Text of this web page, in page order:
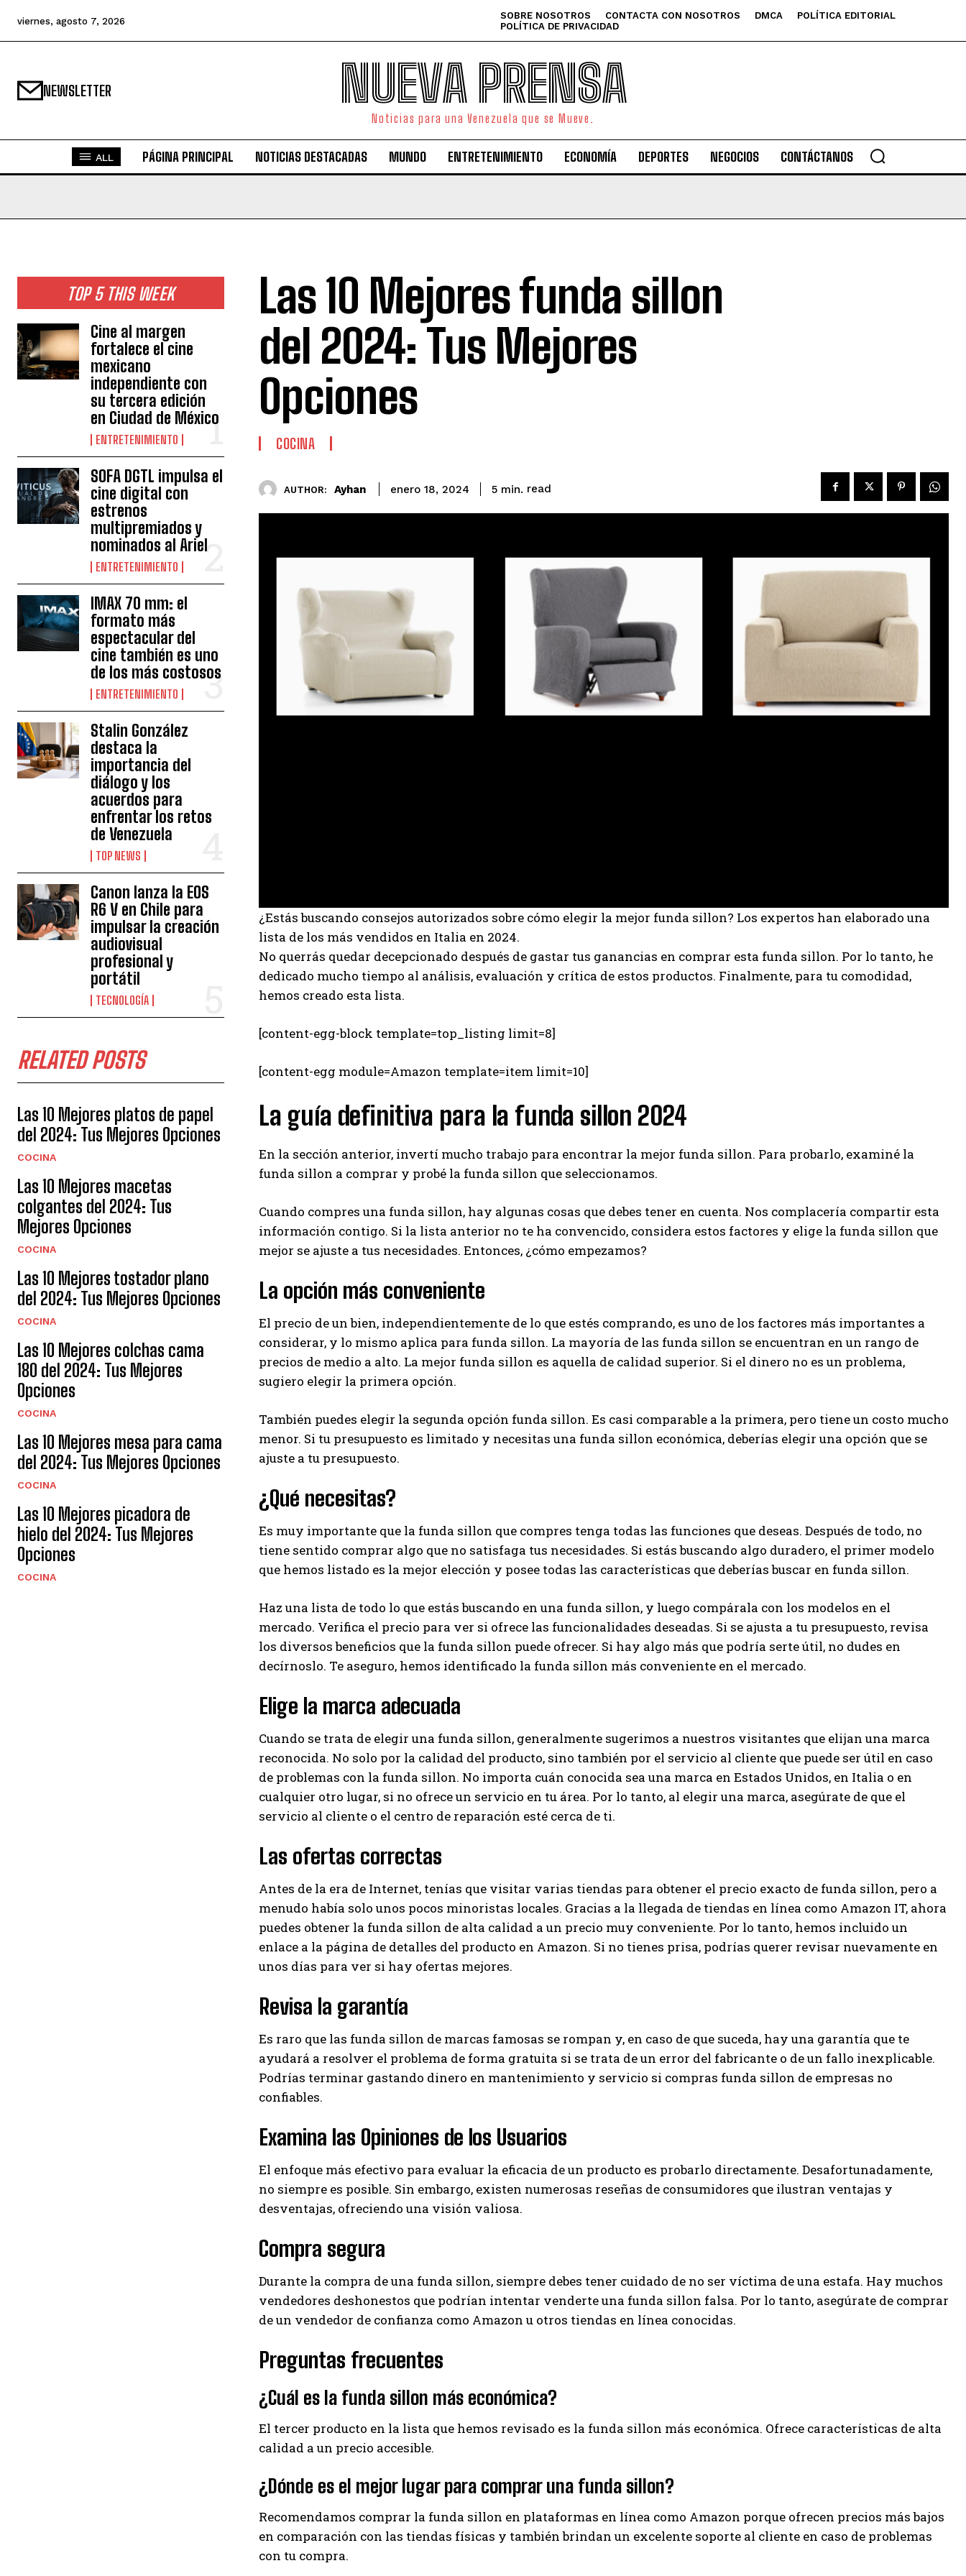
Ayhan
viernes, agosto 7, 2026 SOBRE NOSOTROS CONTACTA CON NOSOTROS DMCA
POLÍTICA EDITORIAL
POLÍTICA DE PRIVACIDAD
NEWSLETTER NUEVA PRENSA
Noticias para una Venezuela que se Mueve.
ALL PÁGINA PRINCIPAL NOTICIAS DESTACADAS MUNDO ENTRETENIMIENTO ECONOMÍA DEPORTES NEGOCIOS CONTÁCTANOS
TOP 5 THIS WEEK
Cine al margen
fortalece el cine
mexicano
independiente con
su tercera edición
en Ciudad de México
ENTRETENIMIENTO
SOFA DGTL impulsa el
cine digital con
estrenos
multipremiados y
nominados al Ariel
ENTRETENIMIENTO
IMAX 70 mm: el
formato más
espectacular del
cine también es uno
de los más costosos
ENTRETENIMIENTO
Stalin González
destaca la
importancia del
diálogo y los
acuerdos para
enfrentar los retos
de Venezuela
TOP NEWS
Canon lanza la EOS
R6 V en Chile para
impulsar la creación
audiovisual
profesional y
portátil
TECNOLOGÍA
RELATED POSTS
Las 10 Mejores platos de papel
del 2024: Tus Mejores Opciones
COCINA
Las 10 Mejores macetas
colgantes del 2024: Tus
Mejores Opciones
COCINA
Las 10 Mejores tostador plano
del 2024: Tus Mejores Opciones
COCINA
Las 10 Mejores colchas cama
180 del 2024: Tus Mejores
Opciones
COCINA
Las 10 Mejores mesa para cama
del 2024: Tus Mejores Opciones
COCINA
Las 10 Mejores picadora de
hielo del 2024: Tus Mejores
Opciones
COCINA
Las 10 Mejores funda sillon
del 2024: Tus Mejores
Opciones
COCINA
AUTHOR: Ayhan enero 18, 2024 5 min. read
¿Estás buscando consejos autorizados sobre cómo elegir la mejor funda sillon? Los expertos han elaborado una
lista de los más vendidos en Italia en 2024.
No querrás quedar decepcionado después de gastar tus ganancias en comprar esta funda sillon. Por lo tanto, he
dedicado mucho tiempo al análisis, evaluación y crítica de estos productos. Finalmente, para tu comodidad,
hemos creado esta lista.
[content-egg-block template=top_listing limit=8]
[content-egg module=Amazon template=item limit=10]
La guía definitiva para la funda sillon 2024
En la sección anterior, invertí mucho trabajo para encontrar la mejor funda sillon. Para probarlo, examiné la
funda sillon a comprar y probé la funda sillon que seleccionamos.
Cuando compres una funda sillon, hay algunas cosas que debes tener en cuenta. Nos complacería compartir esta
información contigo. Si la lista anterior no te ha convencido, considera estos factores y elige la funda sillon que
mejor se ajuste a tus necesidades. Entonces, ¿cómo empezamos?
La opción más conveniente
El precio de un bien, independientemente de lo que estés comprando, es uno de los factores más importantes a
considerar, y lo mismo aplica para funda sillon. La mayoría de las funda sillon se encuentran en un rango de
precios de medio a alto. La mejor funda sillon es aquella de calidad superior. Si el dinero no es un problema,
sugiero elegir la primera opción.
También puedes elegir la segunda opción funda sillon. Es casi comparable a la primera, pero tiene un costo mucho
menor. Si tu presupuesto es limitado y necesitas una funda sillon económica, deberías elegir una opción que se
ajuste a tu presupuesto.
¿Qué necesitas?
Es muy importante que la funda sillon que compres tenga todas las funciones que deseas. Después de todo, no
tiene sentido comprar algo que no satisfaga tus necesidades. Si estás buscando algo duradero, el primer modelo
que hemos listado es la mejor elección y posee todas las características que deberías buscar en funda sillon.
Haz una lista de todo lo que estás buscando en una funda sillon, y luego compárala con los modelos en el
mercado. Verifica el precio para ver si ofrece las funcionalidades deseadas. Si se ajusta a tu presupuesto, revisa
los diversos beneficios que la funda sillon puede ofrecer. Si hay algo más que podría serte útil, no dudes en
decírnoslo. Te aseguro, hemos identificado la funda sillon más conveniente en el mercado.
Elige la marca adecuada
Cuando se trata de elegir una funda sillon, generalmente sugerimos a nuestros visitantes que elijan una marca
reconocida. No solo por la calidad del producto, sino también por el servicio al cliente que puede ser útil en caso
de problemas con la funda sillon. No importa cuán conocida sea una marca en Estados Unidos, en Italia o en
cualquier otro lugar, si no ofrece un servicio en tu área. Por lo tanto, al elegir una marca, asegúrate de que el
servicio al cliente o el centro de reparación esté cerca de ti.
Las ofertas correctas
Antes de la era de Internet, tenías que visitar varias tiendas para obtener el precio exacto de funda sillon, pero a
menudo había solo unos pocos minoristas locales. Gracias a la llegada de tiendas en línea como Amazon IT, ahora
puedes obtener la funda sillon de alta calidad a un precio muy conveniente. Por lo tanto, hemos incluido un
enlace a la página de detalles del producto en Amazon. Si no tienes prisa, podrías querer revisar nuevamente en
unos días para ver si hay ofertas mejores.
Revisa la garantía
Es raro que las funda sillon de marcas famosas se rompan y, en caso de que suceda, hay una garantía que te
ayudará a resolver el problema de forma gratuita si se trata de un error del fabricante o de un fallo inexplicable.
Podrías terminar gastando dinero en mantenimiento y servicio si compras funda sillon de empresas no
confiables.
Examina las Opiniones de los Usuarios
El enfoque más efectivo para evaluar la eficacia de un producto es probarlo directamente. Desafortunadamente,
no siempre es posible. Sin embargo, existen numerosas reseñas de consumidores que ilustran ventajas y
desventajas, ofreciendo una visión valiosa.
Compra segura
Durante la compra de una funda sillon, siempre debes tener cuidado de no ser víctima de una estafa. Hay muchos
vendedores deshonestos que podrían intentar venderte una funda sillon falsa. Por lo tanto, asegúrate de comprar
de un vendedor de confianza como Amazon u otros tiendas en línea conocidas.
Preguntas frecuentes
¿Cuál es la funda sillon más económica?
El tercer producto en la lista que hemos revisado es la funda sillon más económica. Ofrece características de alta
calidad a un precio accesible.
¿Dónde es el mejor lugar para comprar una funda sillon?
Recomendamos comprar la funda sillon en plataformas en línea como Amazon porque ofrecen precios más bajos
en comparación con las tiendas físicas y también brindan un excelente soporte al cliente en caso de problemas
con tu compra.